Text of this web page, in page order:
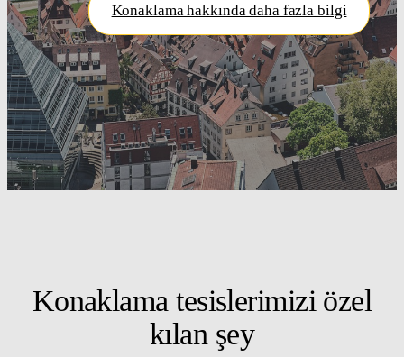
Konaklama hakkında daha fazla bilgi
Konaklama tesislerimizi özel
kılan şey